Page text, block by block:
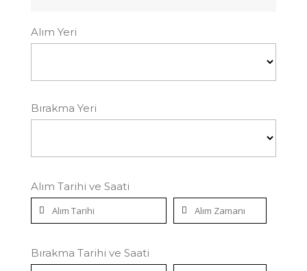
Alım Yeri
Bırakma Yeri
Alım Tarihi ve Saati
Bırakma Tarihi ve Saati